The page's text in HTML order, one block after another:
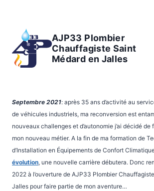
AJP33 Plombier
Chauffagiste Saint
Médard en Jalles
Septembre 2021: après 35 ans d’activité au
de véhicules industriels, ma reconversion est
nouveaux challenges et d’autonomie j’ai décidé de
mon nouveau métier. A la fin de ma formation de
d’Installation en Équipements de Confort
évolution, une nouvelle carrière débutera. Donc
2022 à l’ouverture de AJP33 Plombier
Jalles pour faire partie de mon aventure…